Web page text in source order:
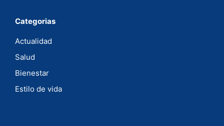
Categorias
Actualidad
Salud
Bienestar
Estilo de vida